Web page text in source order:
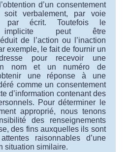
d’un consentement
verbalement, par voie
par écrit. Toutefois le
implicite peut être
de l’action ou l’inaction
exemple, le fait de fournir un
pour recevoir une
nom et un numéro de
une réponse à une
comme un consentement
d’information contenant des
Pour déterminer le
approprié, nous tenons
des renseignements
des fins auxquelles ils sont
raisonnables d’une
situation similaire.